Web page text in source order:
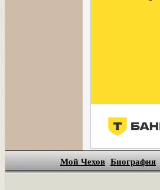
Мой Чехов Биография